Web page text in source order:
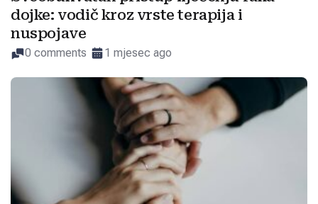
dojke: vodič kroz vrste terapija i
nuspojave
0 comments 1 mjesec ago